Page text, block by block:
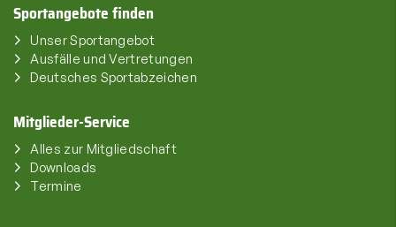
Sportangebote finden
Unser Sportangebot
Ausfälle und Vertretungen
Deutsches Sportabzeichen
Mitglieder-Service
Alles zur Mitgliedschaft
Downloads
Termine